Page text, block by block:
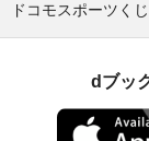
ドコモスポーツくじ
dブッ